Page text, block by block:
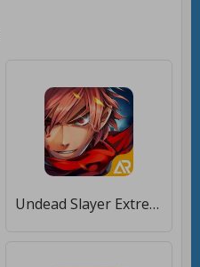
Undead Slayer Extreme [Много денег]